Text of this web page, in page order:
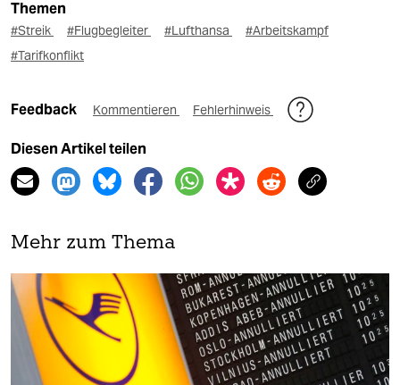
Themen
#Streik #Flugbegleiter #Lufthansa
#Arbeitskampf
#Tarifkonflikt
Feedback Kommentieren Fehlerhinweis
Diesen Artikel teilen
Mehr zum Thema